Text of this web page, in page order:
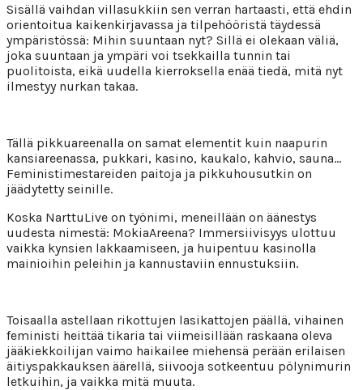
Sisällä vaihdan villasukkiin sen verran hartaasti, että ehdin
orientoitua kaikenkirjavassa ja tilpehööristä täydessä
ympäristössä: Mihin suuntaan nyt? Sillä ei olekaan väliä,
joka suuntaan ja ympäri voi tsekkailla tunnin tai
puolitoista, eikä uudella kierroksella enää tiedä, mitä nyt
ilmestyy nurkan takaa.
Tällä pikkuareenalla on samat elementit kuin naapurin
kansiareenassa, pukkari, kasino, kaukalo, kahvio, sauna…
Feministimestareiden paitoja ja pikkuhousutkin on
jäädytetty seinille.
Koska NarttuLive on työnimi, meneillään on äänestys
uudesta nimestä: MokiaAreena? Immersiivisyys ulottuu
vaikka kynsien lakkaamiseen, ja huipentuu kasinolla
mainioihin peleihin ja kannustaviin ennustuksiin.
Toisaalla astellaan rikottujen lasikattojen päällä, vihainen
feministi heittää tikaria tai viimeisillään raskaana oleva
jääkiekkoilijan vaimo haikailee miehensä perään erilaisen
äitiyspakkauksen äärellä, siivooja sotkeentuu pölynimurin
letkuihin, ja vaikka mitä muuta.